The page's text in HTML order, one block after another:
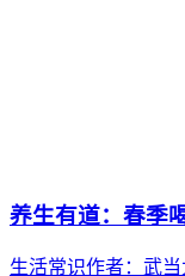
养生有道：春季
生活常识作者： 武当